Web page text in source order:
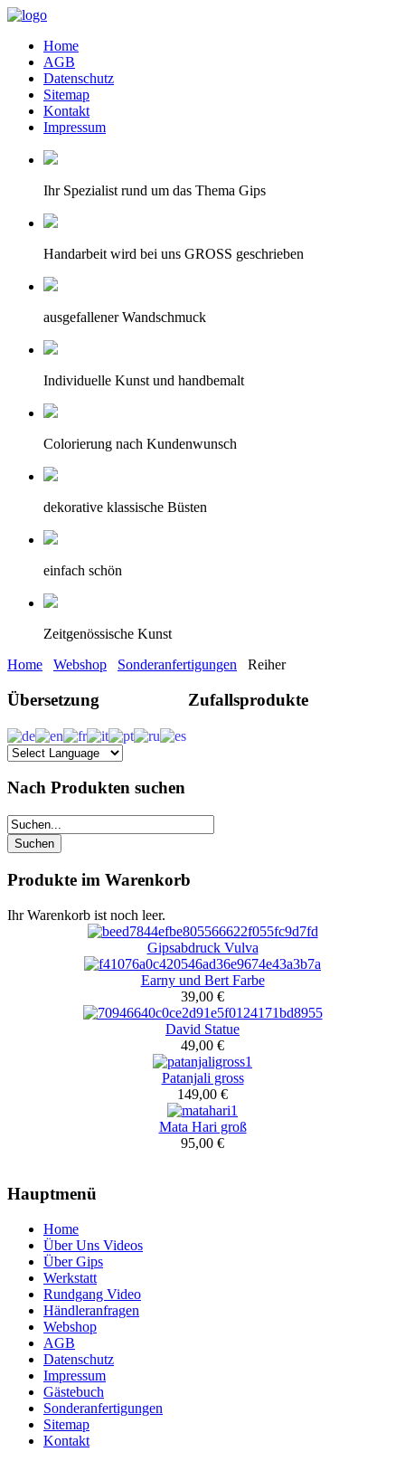
Home
AGB
Datenschutz
Sitemap
Kontakt
Impressum
Ihr Spezialist rund um das Thema Gips
Handarbeit wird bei uns GROSS geschrieben
ausgefallener Wandschmuck
Individuelle Kunst und handbemalt
Colorierung nach Kundenwunsch
dekorative klassische Büsten
einfach schön
Zeitgenössische Kunst
Home
Webshop Sonderanfertigungen Reiher
Übersetzung
Nach Produkten suchen
Produkte im Warenkorb
Ihr Warenkorb ist noch leer.
Zufallsprodukte
Gipsabdruck Vulva
Earny und Bert Farbe
39,00 €
David Statue
49,00 €
Patanjali gross
149,00 €
Mata Hari groß
95,00 €
Hauptmenü
Home
Über Uns Videos
Über Gips
Werkstatt
Rundgang Video
Händleranfragen
Webshop
AGB
Datenschutz
Impressum
Gästebuch
Sonderanfertigungen
Sitemap
Kontakt